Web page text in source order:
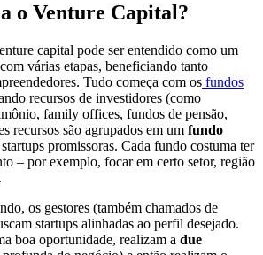
o Venture Capital?
capital pode ser entendido como um
com várias etapas, beneficiando tanto
Tudo começa com os fundos
recursos de investidores (como
family offices, fundos de pensão,
recursos são agrupados em um fundo
promissoras. Cada fundo costuma ter
– por exemplo, focar em certo setor, região
os gestores (também chamados de
startups alinhadas ao perfil desejado.
boa oportunidade, realizam a due